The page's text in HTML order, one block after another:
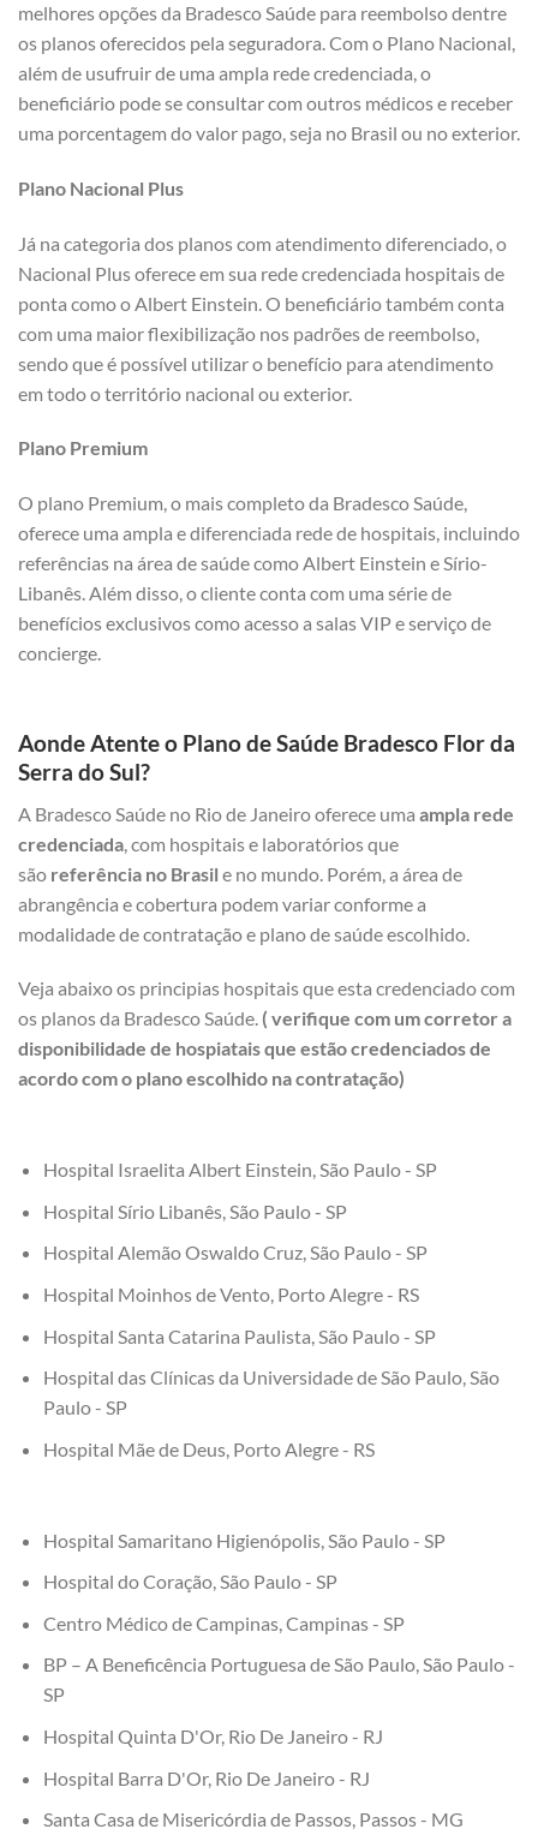
melhores opções da Bradesco Saúde para reembolso dentre
os planos oferecidos pela seguradora. Com o Plano Nacional,
além de usufruir de uma ampla rede credenciada, o
beneficiário pode se consultar com outros médicos e receber
uma porcentagem do valor pago, seja no Brasil ou no exterior.
Plano Nacional Plus
Já na categoria dos planos com atendimento diferenciado, o
Nacional Plus oferece em sua rede credenciada hospitais de
ponta como o Albert Einstein. O beneficiário também conta
com uma maior flexibilização nos padrões de reembolso,
sendo que é possível utilizar o benefício para atendimento
em todo o território nacional ou exterior.
Plano Premium
O plano Premium, o mais completo da Bradesco Saúde,
oferece uma ampla e diferenciada rede de hospitais, incluindo
referências na área de saúde como Albert Einstein e Sírio-
Libanês. Além disso, o cliente conta com uma série de
benefícios exclusivos como acesso a salas VIP e serviço de
concierge.
Aonde Atente o Plano de Saúde Bradesco Flor da
Serra do Sul?
A Bradesco Saúde no Rio de Janeiro oferece uma ampla rede
credenciada , com hospitais e laboratórios que
são referência no Brasil e no mundo. Porém, a área de
abrangência e cobertura podem variar conforme a
modalidade de contratação e plano de saúde escolhido.
Veja abaixo os principias hospitais que esta credenciado com
os planos da Bradesco Saúde. ( verifique com um corretor a
disponibilidade de hospiatais que estão credenciados de
acordo com o plano escolhido na contratação)
Hospital Israelita Albert Einstein, São Paulo - SP
Hospital Sírio Libanês, São Paulo - SP
Hospital Alemão Oswaldo Cruz, São Paulo - SP
Hospital Moinhos de Vento, Porto Alegre - RS
Hospital Santa Catarina Paulista, São Paulo - SP
Hospital das Clínicas da Universidade de São Paulo, São
Paulo - SP
Hospital Mãe de Deus, Porto Alegre - RS
Hospital Samaritano Higienópolis, São Paulo - SP
Hospital do Coração, São Paulo - SP
Centro Médico de Campinas, Campinas - SP
BP – A Beneficência Portuguesa de São Paulo, São Paulo -
SP
Hospital Quinta D'Or, Rio De Janeiro - RJ
Hospital Barra D'Or, Rio De Janeiro - RJ
Santa Casa de Misericórdia de Passos, Passos - MG